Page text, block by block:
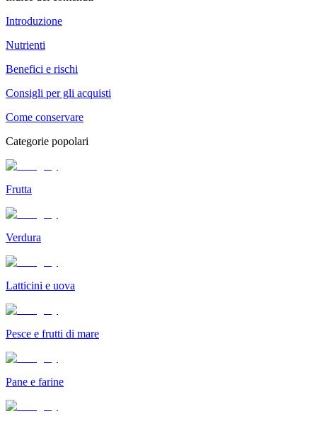
Introduzione
Nutrienti
Benefici e rischi
Consigli per gli acquisti
Come conservare
Categorie popolari
Frutta
Verdura
Latticini e uova
Pesce e frutti di mare
Pane e farine